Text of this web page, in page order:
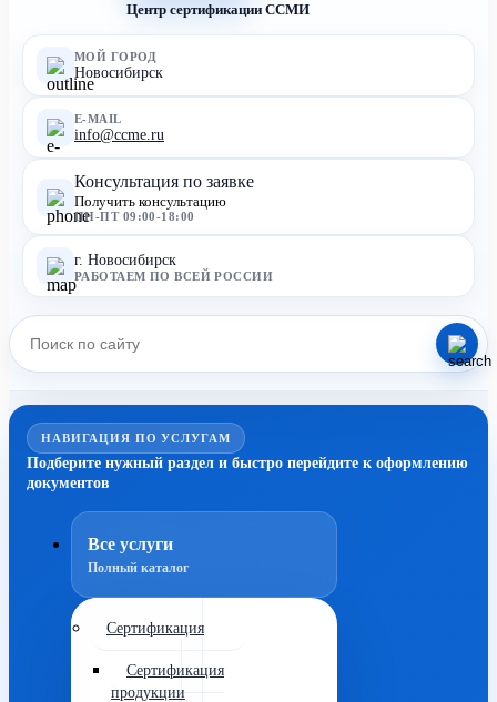
Центр сертификации ССМИ
МОЙ ГОРОД
Новосибирск
E-MAIL
info@ccme.ru
Консультация по заявке
Получить консультацию
ПН-ПТ 09:00-18:00
г. Новосибирск
РАБОТАЕМ ПО ВСЕЙ РОССИИ
НАВИГАЦИЯ ПО УСЛУГАМ
Подберите нужный раздел и быстро перейдите к оформлению
документов
Все услуги
Полный каталог
Сертификация
Сертификация
продукции